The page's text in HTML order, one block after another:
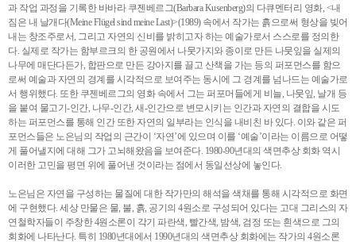
과 작업 과정을 기록한 바바라 쿠젠베르그(Barbara Kusenberg)의 다큐멘터리 영화, <내
짐은 내 날개다(Meine Flügel sind meine Last)>(1989) 속에서 작가는 흙으로써 형상을 빚어
내는 창조주로서, 그리고 자연의 신비를 밝히고자 하는 예술가로서 스스로를 정의한
다. 실제로 작가는 함부르크의 한 공원에서 나뭇가지와 종이로 만든 나뭇잎을 실제의
나무에 매단다든가, 합판으로 만든 강아지를 끌고 산책을 가는 등의 퍼포먼스를 함으
로써 예술과 자연의 경계를 시각적으로 보여주는 동시에 그 경계를 넘나드는 예술가로
서 행위했다. 또한 쿠젠베르그의 영화 속에서 그는 퍼포머들에게 비늘, 나뭇잎, 날개 등
을 붙여 물고기-인간, 나무-인간, 새-인간으로 변모시키는 인간과 자연의 결합을 시도
하는 퍼포먼스를 통해 인간 또한 자연의 일부라는 인식을 내비친 바 있다. 이와 같은 퍼
포먼스들은 노은님의 작업의 근간이 ‘자연’에 있으며 이를 ‘예술’이라는 이름으로 어떻
게 풀어낼지에 대해 그가 고뇌해왔음을 보여준다. 1980-90년대의 색면추상 회화 역시
이러한 고민을 평면 위에 풀어낸 것이라는 점에서 동일선상에 놓인다.
노은님은 자연을 구성하는 물질에 대한 작가만의 해석을 색채를 통해 시각적으로 화면
에 구현했다. 세상 만물은 물, 불, 흙, 공기의 4원소로 구성되어 있다는 고대 그리스의 자
연철학자들이 주창한 4원소론이 각기 파란색, 빨간색, 밤색, 검정 또는 흰색으로 그의
회화에 나타난다. 특히 1980년대에서 1990년대의 색면추상 회화에는 작가의 4원소론